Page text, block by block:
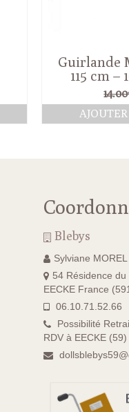
Guirlande
115 cm –
14.00
Blebys
Sylviane MOREL
54 Résidence du
EECKE France
06.10.71.52.66
Possibilité
RDV à EECKE